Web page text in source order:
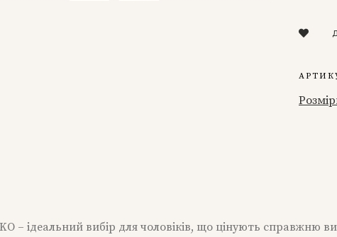
ТЕМНО-
– ідеальний вибір для чоловіків, що цінують справжню